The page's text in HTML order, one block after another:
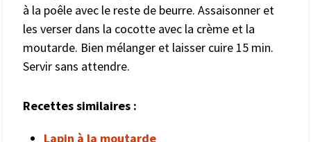
à la poêle avec le reste de beurre. Assaisonner et
les verser dans la cocotte avec la crème et la
moutarde. Bien mélanger et laisser cuire 15 min.
Servir sans attendre.
Recettes similaires :
Lapin à la moutarde